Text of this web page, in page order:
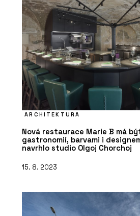
ARCHITEKTURA
Nová restaurace Marie B má
gastronomií, barvami i
navrhlo studio Olgoj Chorchoj
15. 8. 2023